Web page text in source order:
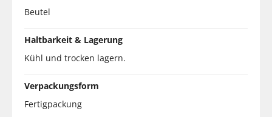
Beutel
Haltbarkeit & Lagerung
Kühl und trocken lagern.
Verpackungsform
Fertigpackung